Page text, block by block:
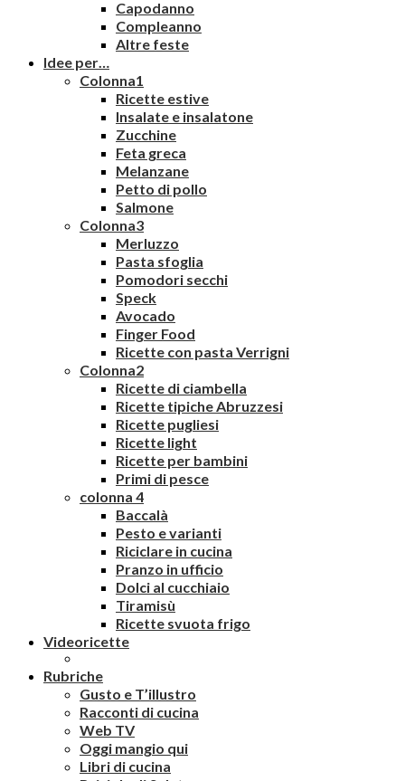
Capodanno
Compleanno
Altre feste
Idee per…
Colonna1
Ricette estive
Insalate e insalatone
Zucchine
Feta greca
Melanzane
Petto di pollo
Salmone
Colonna3
Merluzzo
Pasta sfoglia
Pomodori secchi
Speck
Avocado
Finger Food
Ricette con pasta Verrigni
Colonna2
Ricette di ciambella
Ricette tipiche Abruzzesi
Ricette pugliesi
Ricette light
Ricette per bambini
Primi di pesce
colonna 4
Baccalà
Pesto e varianti
Riciclare in cucina
Pranzo in ufficio
Dolci al cucchiaio
Tiramisù
Ricette svuota frigo
Videoricette
Rubriche
Gusto e T’illustro
Racconti di cucina
Web TV
Oggi mangio qui
Libri di cucina